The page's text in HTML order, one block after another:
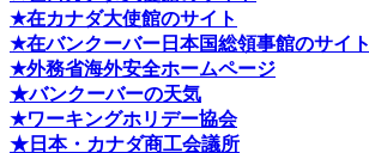
★在カナダ大使館のサイト
★在バンクーバー日本国総領事館のサイト
★外務省海外安全ホームページ
★バンクーバーの天気
★ワーキングホリデー協会
★日本・カナダ商工会議所